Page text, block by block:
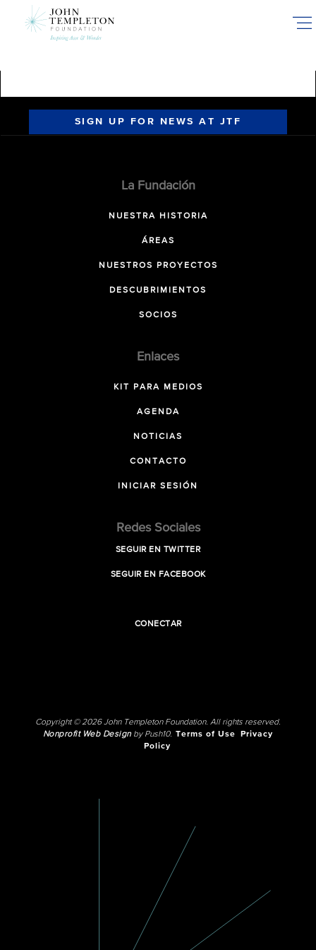
SIGN UP FOR NEWS AT JTF
La Fundación
NUESTRA HISTORIA
ÁREAS
NUESTROS PROYECTOS
DESCUBRIMIENTOS
SOCIOS
Enlaces
KIT PARA MEDIOS
AGENDA
NOTICIAS
CONTACTO
INICIAR SESIÓN
Redes Sociales
SEGUIR EN TWITTER
SEGUIR EN FACEBOOK
CONECTAR
Copyright © 2026 John Templeton Foundation. All rights reserved.
Nonprofit Web Designby Push10. Terms of Use
Privacy
Policy